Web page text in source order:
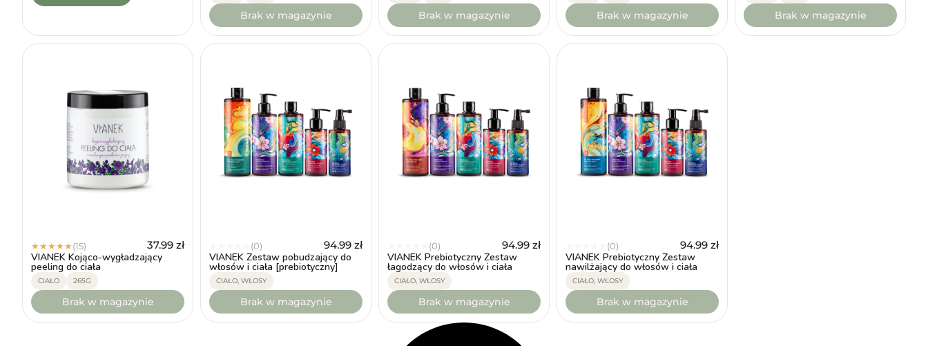
Brak w magazynie Brak w magazynie Brak w magazynie Brak w magazynie
★★★★★(15) 37.99 zł
VIANEK Kojąco-wygładzający
peeling do ciała
CIAŁO 265G
Brak w magazynie
(0) 94.99 zł
VIANEK Zestaw pobudzający do
włosów i ciała [prebiotyczny]
CIAŁO, WŁOSY
Brak w magazynie
(0) 94.99 zł
VIANEK Prebiotyczny Zestaw
łagodzący do włosów i ciała
CIAŁO, WŁOSY
Brak w magazynie
(0) 94.99 zł
VIANEK Prebiotyczny Zestaw
nawilżający do włosów i ciała
CIAŁO, WŁOSY
Brak w magazynie